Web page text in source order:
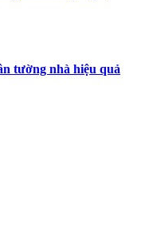
tường nhà hiệu quả